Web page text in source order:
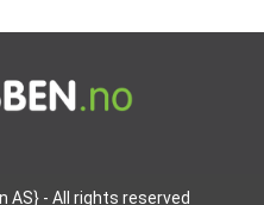
AS} - All rights reserved